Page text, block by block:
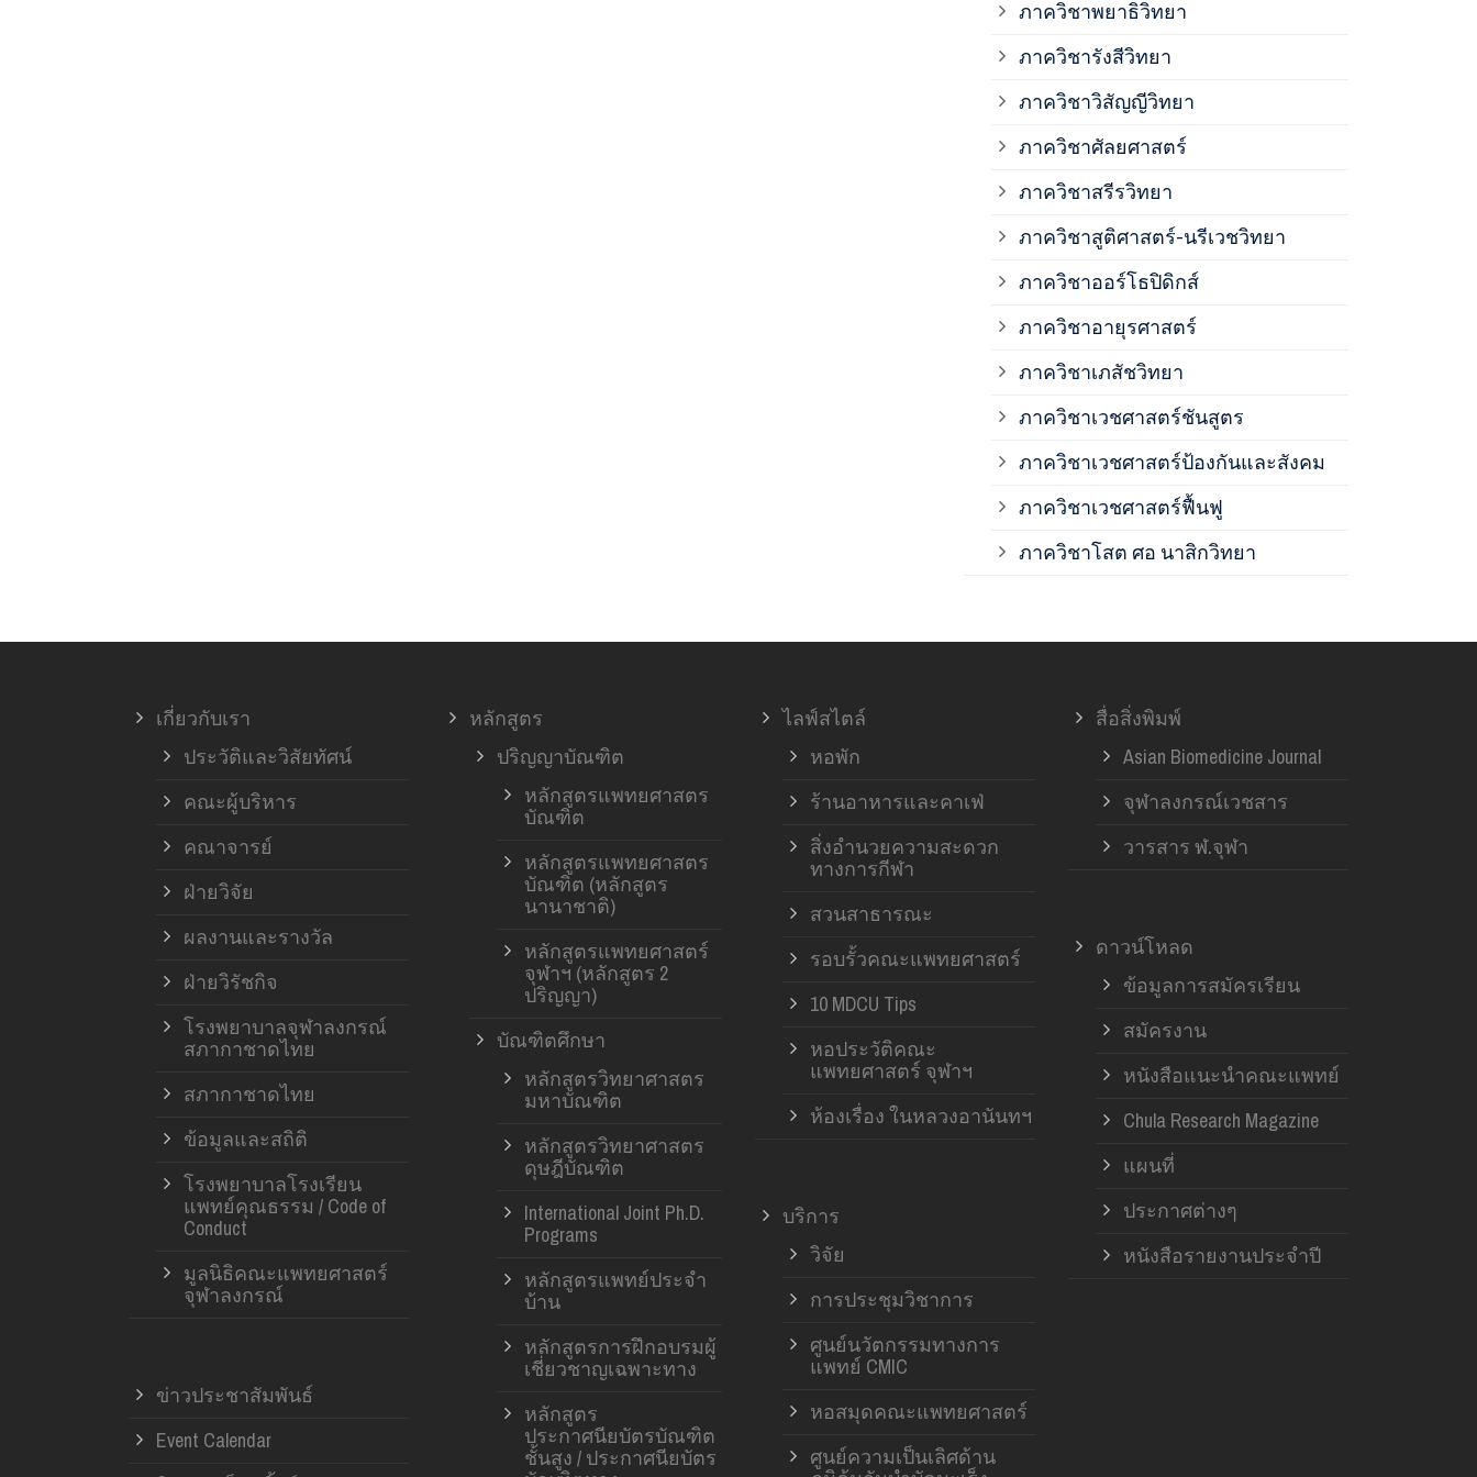
ภาควิชาพยาธิวิทยา
ภาควิชารังสีวิทยา
ภาควิชาวิสัญญีวิทยา
ภาควิชาศัลยศาสตร์
ภาควิชาสรีรวิทยา
ภาควิชาสูติศาสตร์-นรีเวชวิทยา
ภาควิชาออร์โธปิดิกส์
ภาควิชาอายุรศาสตร์
ภาควิชาเภสัชวิทยา
ภาควิชาเวชศาสตร์ชันสูตร
ภาควิชาเวชศาสตร์ป้องกันและสังคม
ภาควิชาเวชศาสตร์ฟื้นฟู
ภาควิชาโสต ศอ นาสิกวิทยา
เกี่ยวกับเรา
ประวัติและวิสัยทัศน์
คณะผู้บริหาร
คณาจารย์
ฝ่ายวิจัย
ผลงานและรางวัล
ฝ่ายวิรัชกิจ
โรงพยาบาลจุฬาลงกรณ์
สภากาชาดไทย
สภากาชาดไทย
ข้อมูลและสถิติ
โรงพยาบาลโรงเรียน
แพทย์คุณธรรม / Code of
Conduct
มูลนิธิคณะแพทยศาสตร์
จุฬาลงกรณ์
ข่าวประชาสัมพันธ์
Event Calendar
หลักสูตร
ปริญญาบัณฑิต
หลักสูตรแพทยศาสตร
บัณฑิต
หลักสูตรแพทยศาสตร
บัณฑิต (หลักสูตร
นานาชาติ)
หลักสูตรแพทยศาสตร์
จุฬาฯ (หลักสูตร 2
ปริญญา)
บัณฑิตศึกษา
หลักสูตรวิทยาศาสตร
มหาบัณฑิต
หลักสูตรวิทยาศาสตร
ดุษฎีบัณฑิต
International Joint Ph.D.
Programs
หลักสูตรแพทย์ประจำ
บ้าน
หลักสูตรการฝึกอบรมผู้
เชี่ยวชาญเฉพาะทาง
หลักสูตร
ประกาศนียบัตรบัณฑิต
ชั้นสูง / ประกาศนียบัตร
ไลฟ์สไตล์
หอพัก
ร้านอาหารและคาเฟ่
สิ่งอำนวยความสะดวก
ทางการกีฬา
สวนสาธารณะ
รอบรั้วคณะแพทยศาสตร์
10 MDCU Tips
หอประวัติคณะ
แพทยศาสตร์ จุฬาฯ
ห้องเรื่อง ในหลวงอานันทฯ
บริการ
วิจัย
การประชุมวิชาการ
ศูนย์นวัตกรรมทางการ
แพทย์ CMIC
หอสมุดคณะแพทยศาสตร์
ศูนย์ความเป็นเลิศด้าน
สื่อสิ่งพิมพ์
Asian Biomedicine Journal
จุฬาลงกรณ์เวชสาร
วารสาร ฬ.จุฬา
ดาวน์โหลด
ข้อมูลการสมัครเรียน
สมัครงาน
หนังสือแนะนำคณะแพทย์
Chula Research Magazine
แผนที่
ประกาศต่างๆ
หนังสือรายงานประจำปี